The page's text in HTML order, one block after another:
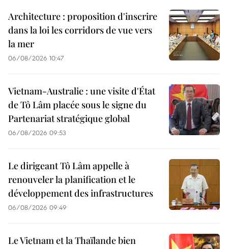
Architecture : proposition d'inscrire
dans la loi les corridors de vue vers
la mer
06/08/2026 10:47
Vietnam-Australie : une visite d'État
de Tô Lâm placée sous le signe du
Partenariat stratégique global
06/08/2026 09:53
Le dirigeant Tô Lâm appelle à
renouveler la planification et le
développement des infrastructures
06/08/2026 09:49
Le Vietnam et la Thaïlande bien